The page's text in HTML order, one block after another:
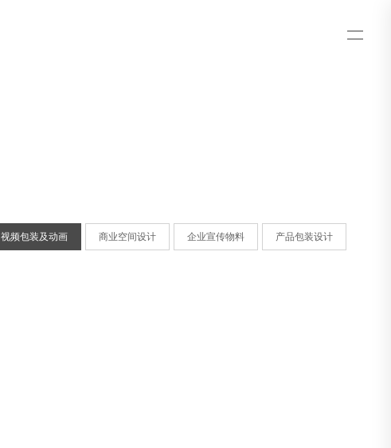
视频包装及动画 商业空间设计 企业宣传物料 产品包装设计